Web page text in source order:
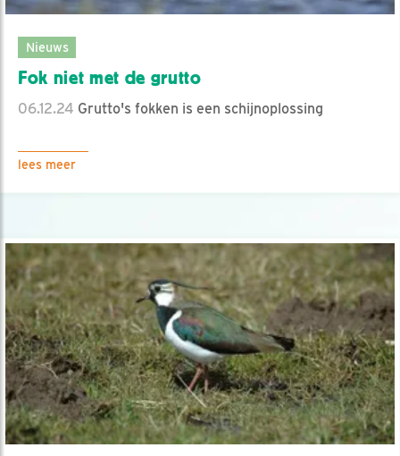
Nieuws
Fok niet met de grutto
06.12.24 Grutto's fokken is een schijnoplossing
lees meer